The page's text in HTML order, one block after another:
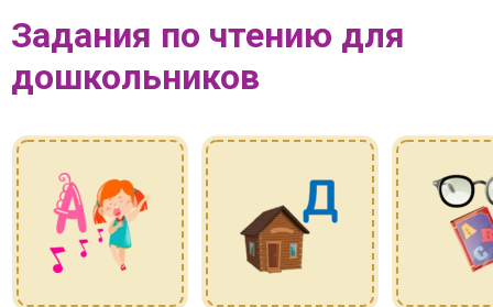
Задания по чтению для
дошкольников